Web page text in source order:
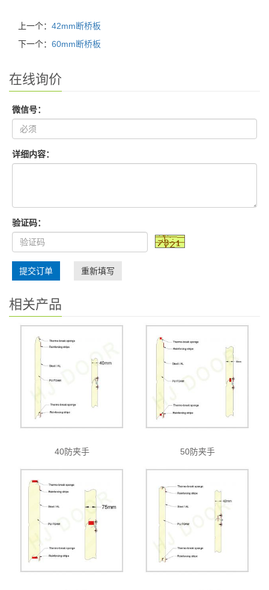
上一个： 42mm断桥板
下一个： 60mm断桥板
在线询价
微信号：
详细内容：
验证码：
提交订单 重新填写
相关产品
40防夹手 50防夹手